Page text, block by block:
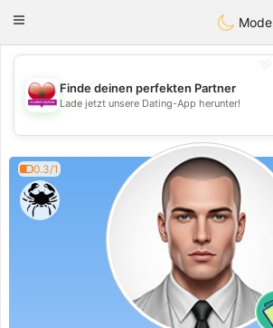
Maroc Dating
Toggle
Mode
💖
💕
Finde deinen perfekten Partner
Lade jetzt unsere Dating-App herunter!
0.3/1